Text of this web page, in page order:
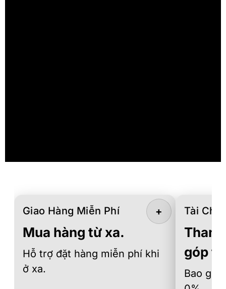
Giao Hàng Miễn Phí
Mua hàng từ xa.
Hỗ trợ đặt hàng miễn phí khi
ở xa.
+ Tài
góp
Bao